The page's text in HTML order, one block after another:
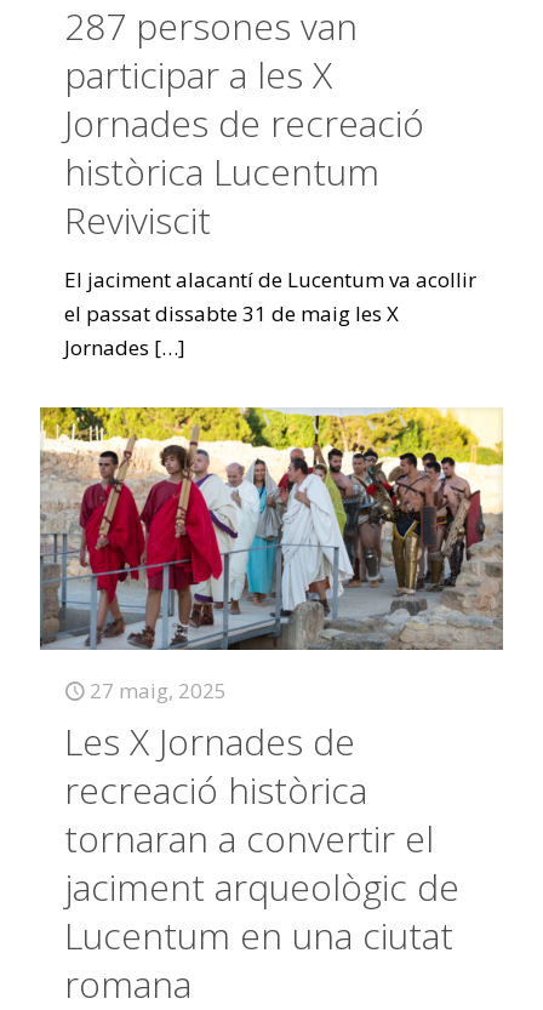
287 persones van
participar a les X
Jornades de recreació
històrica Lucentum
Reviviscit
El jaciment alacantí de Lucentum va acollir
el passat dissabte 31 de maig les X
Jornades […]
27 maig, 2025
Les X Jornades de
recreació històrica
tornaran a convertir el
jaciment arqueològic de
Lucentum en una ciutat
romana